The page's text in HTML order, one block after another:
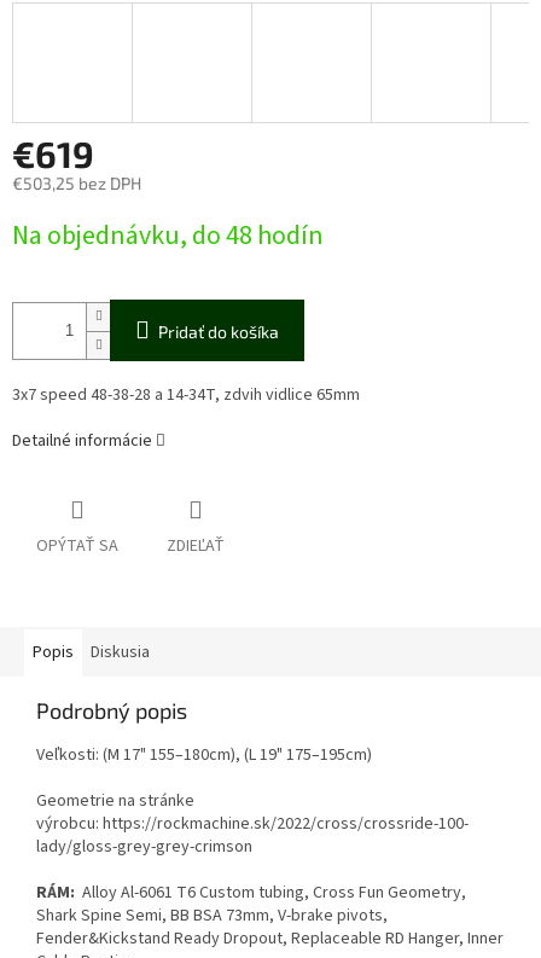
€619
€503,25 bez DPH
cena:
Na objednávku, do 48 hodín
Pridať do košíka
3x7 speed 48-38-28 a 14-34T, zdvih vidlice 65mm
Detailné informácie
OPÝTAŤ SA ZDIEĽAŤ
Popis Diskusia
Podrobný popis
Veľkosti: (M 17" 155–180cm), (L 19" 175–195cm)
Geometrie na stránke
výrobcu: https://rockmachine.sk/2022/cross/crossride-100-
lady/gloss-grey-grey-crimson
RÁM: Alloy Al-6061 T6 Custom tubing, Cross Fun Geometry,
Shark Spine Semi, BB BSA 73mm, V-brake pivots,
Fender&Kickstand Ready Dropout, Replaceable RD Hanger, Inner